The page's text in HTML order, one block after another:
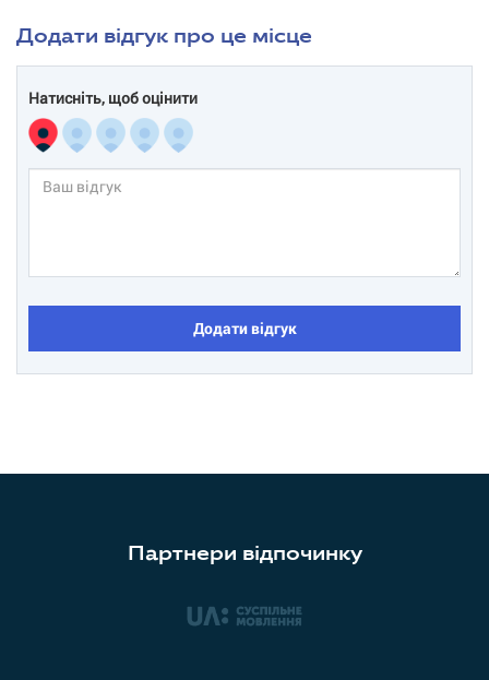
Додати відгук про це місце
Натисніть, щоб оцінити
Додати відгук
Партнери відпочинку